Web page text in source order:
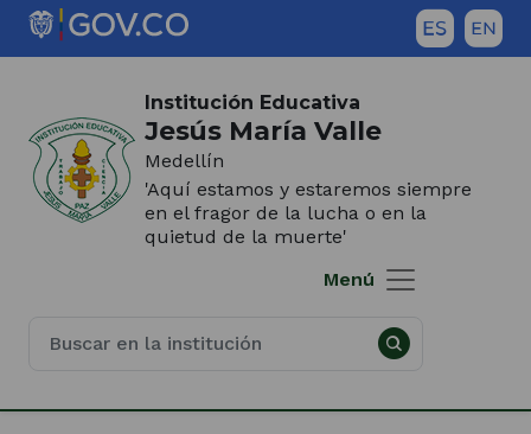
Saltar al contenido principal
(Este
una
nueva
pestaña)
Institución Educativa
Jesús María Valle
Medellín
'Aquí estamos y estaremos siempre
en el fragor de la lucha o en la
quietud de la muerte'
Menú
Inicio del contenido principal